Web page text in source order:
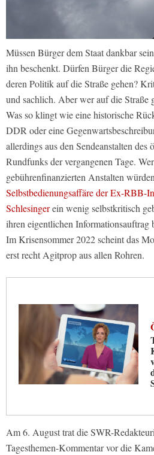
Müssen Bürger dem Staat dankbar
ihn beschenkt. Dürfen Bürger die
deren Politik auf die Straße gehen?
und sachlich. Aber wer auf die Straße
Was so klingt wie eine historische
DDR oder eine
allerdings aus den Sendeanstalten
Rundfunks der vergangenen Tage.
gebührenfinanzierten Anstalten
Selbstbedienungsaffäre der Ex-RBB-
Schlesingerein wenig selbstkritisch
ihren eigentlichen Informationsauftrag
Im Krisensommer 2022 scheint das
erst recht Agitprop aus allen Rohren.
Am 6. August trat die SWR-
Tagesthemen-Kommentar vor die